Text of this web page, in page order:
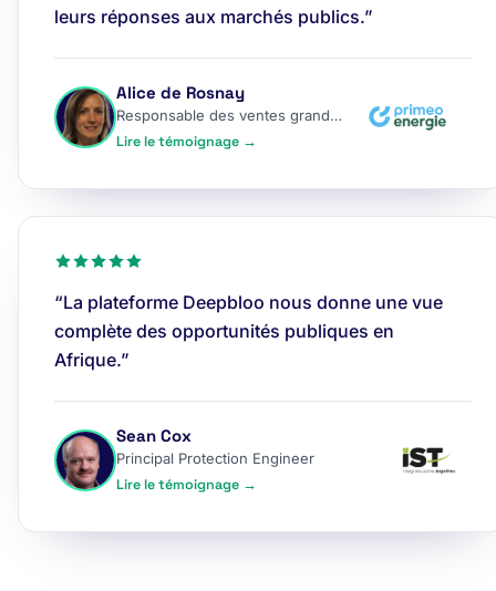
leurs réponses aux marchés publics.”
Alice de Rosnay
Responsable des ventes grands comptes
Lire le témoignage →
“La plateforme Deepbloo nous donne une vue
complète des opportunités publiques en
Afrique.”
Sean Cox
Principal Protection Engineer
Lire le témoignage →